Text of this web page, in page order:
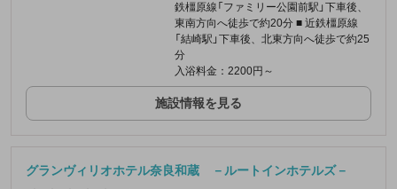
鉄橿原線「ファミリー公園前駅」下車後、
東南方向へ徒歩で約20分 ■ 近鉄橿原線
「結崎駅」下車後、北東方向へ徒歩で約25
分
入浴料金：2200円～
施設情報を見る
グランヴィリオホテル奈良和蔵 －ルートインホテルズ－